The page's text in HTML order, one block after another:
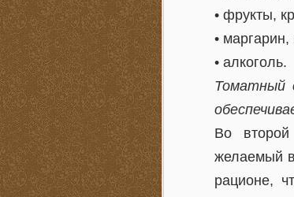
• фрукты,
•
• алкоголь.
Томатный
Во второй
желаемый
рационе,